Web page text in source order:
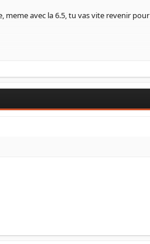
meme avec la 6.5, tu vas vite revenir pour
côté transmission...
à bord.